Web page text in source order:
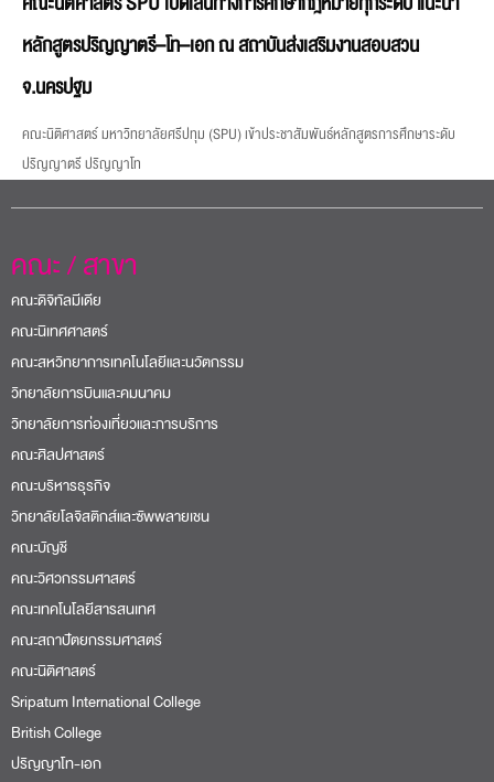
หลักสูตรปริญญาตรี–โท–เอก ณ สถาบันส่งเสริมงานสอบสวน
จ.นครปฐม
คณะนิติศาสตร์ มหาวิทยาลัยศรีปทุม (SPU) เข้าประชาสัมพันธ์หลักสูตรการศึกษาระดับ
ปริญญาตรี ปริญญาโท
คณะ / สาขา
คณะดิจิทัลมีเดีย
คณะนิเทศศาสตร์
คณะสหวิทยาการเทคโนโลยีและนวัตกรรม
วิทยาลัยการบินและคมนาคม
วิทยาลัยการท่องเที่ยวและการบริการ
คณะศิลปศาสตร์
คณะบริหารธุรกิจ
วิทยาลัยโลจิสติกส์และซัพพลายเชน
คณะบัญชี
คณะวิศวกรรมศาสตร์
คณะเทคโนโลยีสารสนเทศ
คณะสถาปัตยกรรมศาสตร์
คณะนิติศาสตร์
Sripatum International College
British College
ปริญญาโท-เอก